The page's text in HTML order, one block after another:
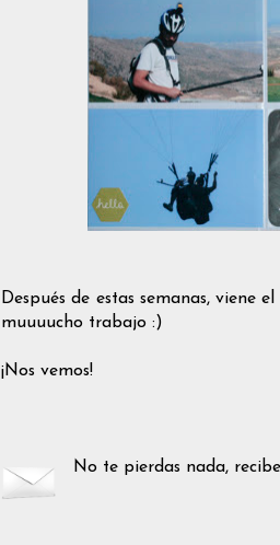
Después de estas semanas, viene
muuuucho trabajo :)
¡Nos vemos!
No te pierdas nada,